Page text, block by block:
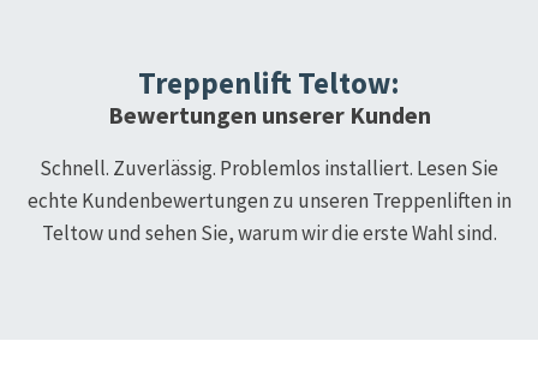
TreppenliftTeltow:
Bewertungen unserer Kunden
Schnell. Zuverlässig. Problemlos installiert. Lesen Sie
echte Kundenbewertungen zu unseren Treppenliften in
Teltowund sehen Sie, warum wir die erste Wahl sind.